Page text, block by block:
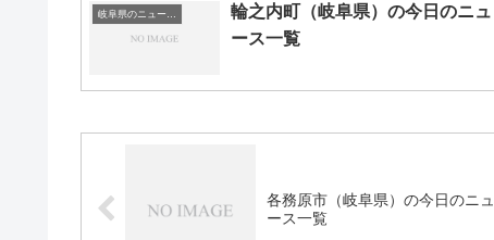
岐阜県のニュース一覧
輪之内町（岐阜県）の今日のニュ
ース一覧
各務原市（岐阜県）の今日のニュ
ース一覧